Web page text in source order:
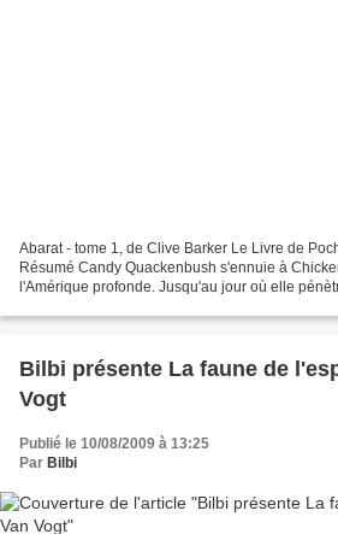
Abarat - tome 1, de Clive Barker Le Livre de
Résumé Candy Quackenbush s'ennuie à
l'Amérique profonde. Jusqu'au jour où elle
Bilbi présente La faune de
Vogt
Publié le 10/08/2009 à 13:25
Par Bilbi